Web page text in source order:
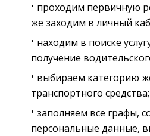
проходим первичную
же заходим в личный
находим в поиске
получение
выбираем категорию
транспортного средства;
заполняем все графы,
персональные данные,